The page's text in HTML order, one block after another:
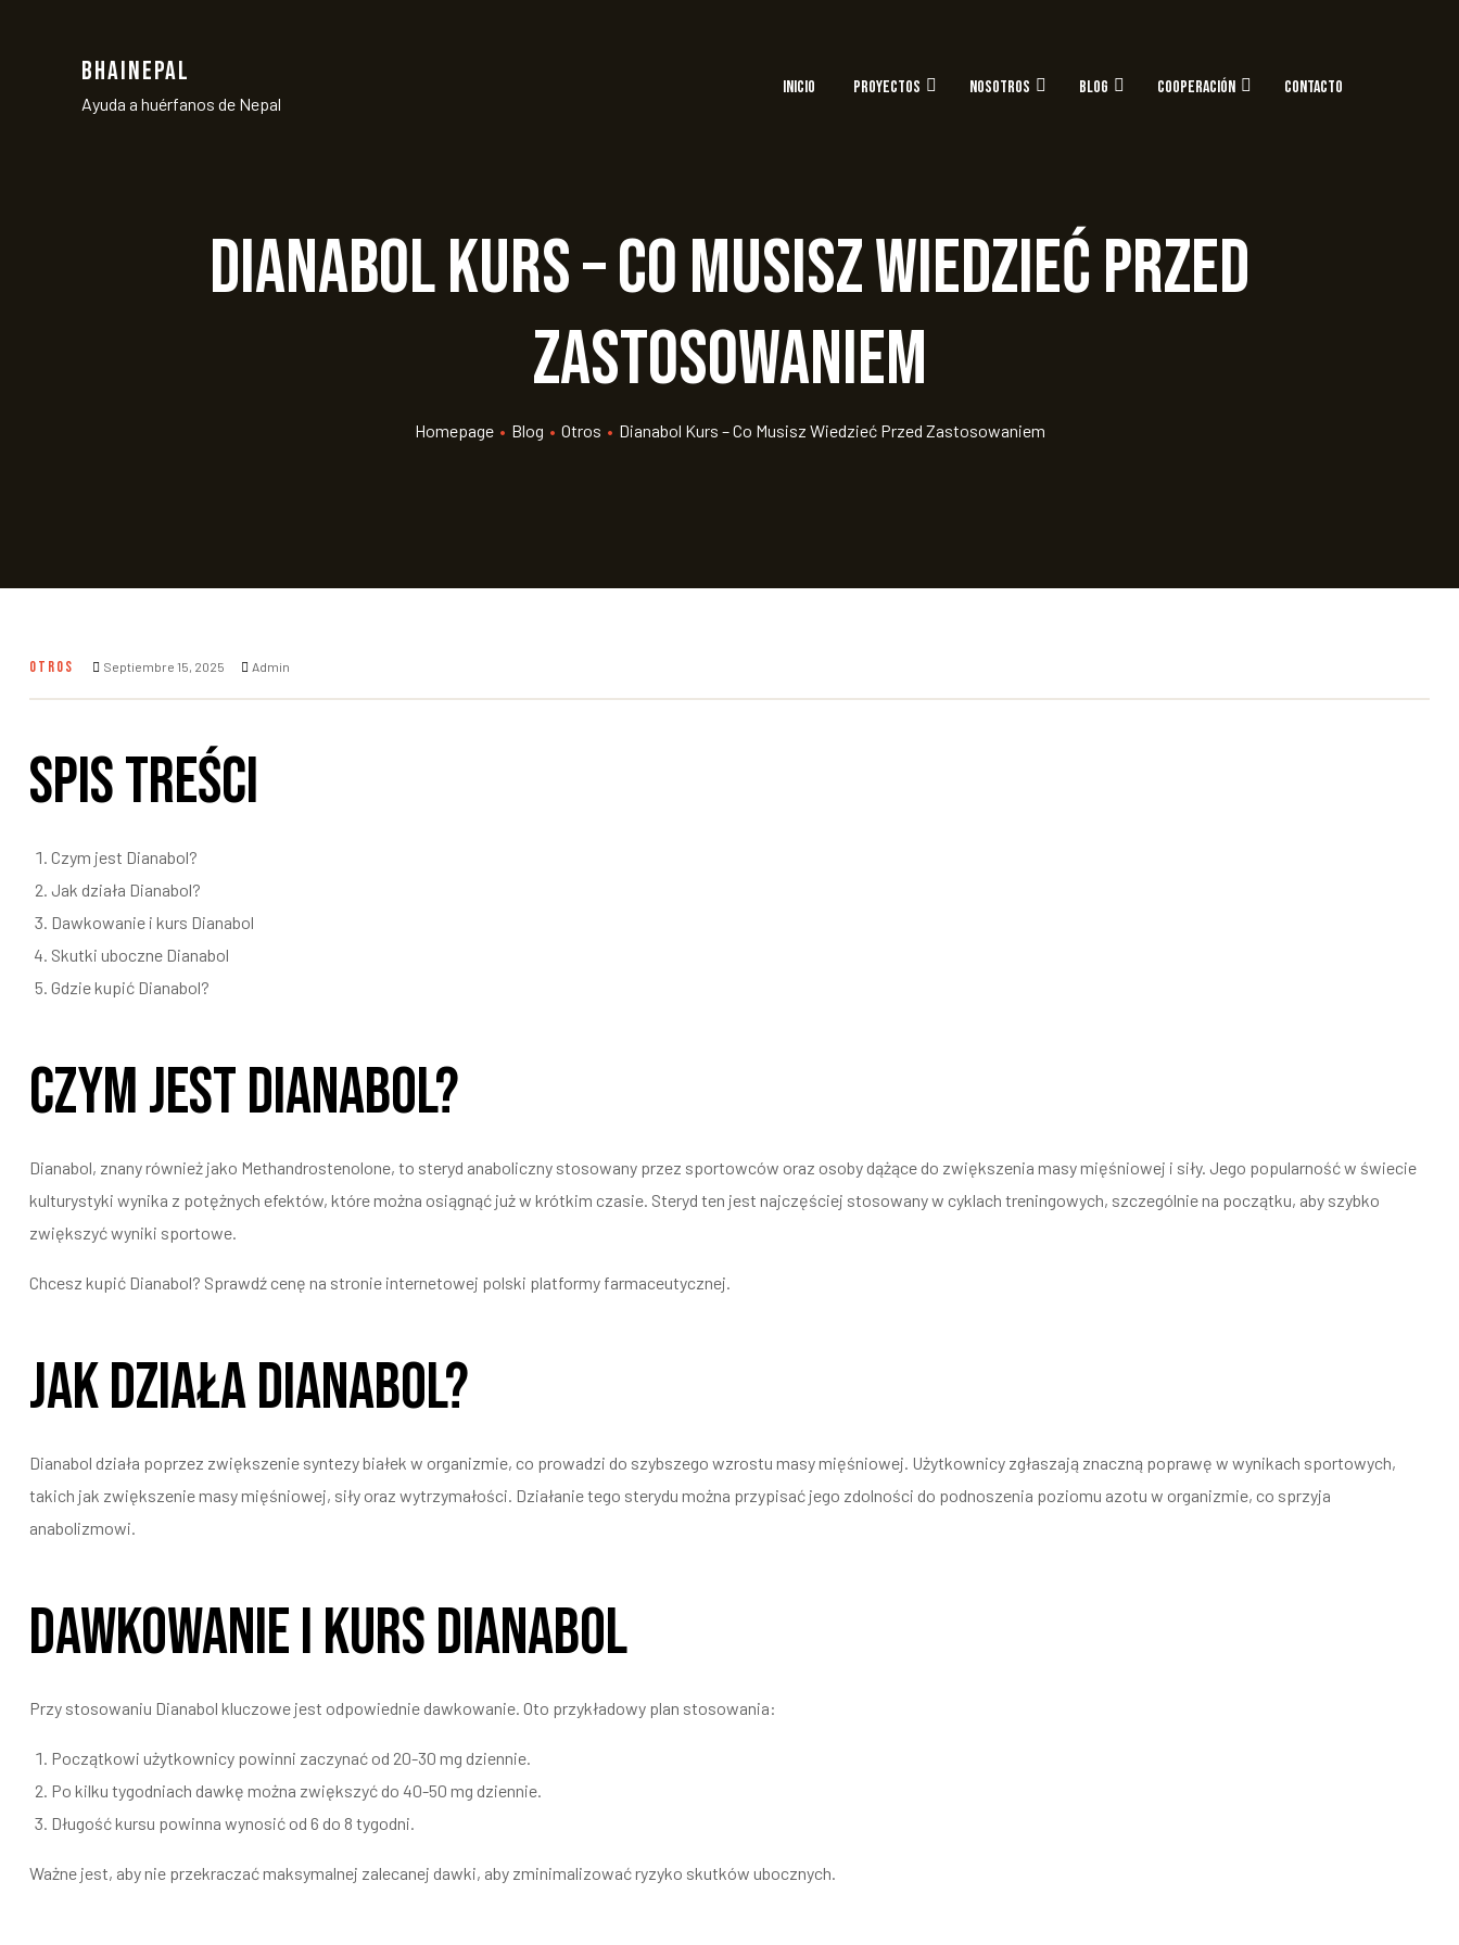
BHAINEPAL
Ayuda a huérfanos de Nepal
INICIO PROYECTOS NOSOTROS BLOG COOPERACIÓN CONTACTO
Dianabol Kurs – Co Musisz Wiedzieć przed
Zastosowaniem
Homepage • Blog • Otros • Dianabol Kurs – Co Musisz Wiedzieć Przed Zastosowaniem
OTROS Septiembre 15, 2025 Admin
Spis Treści
Czym jest Dianabol?
Jak działa Dianabol?
Dawkowanie i kurs Dianabol
Skutki uboczne Dianabol
Gdzie kupić Dianabol?
Czym jest Dianabol?
Dianabol, znany również jako Methandrostenolone, to steryd anaboliczny stosowany przez sportowców oraz osoby dążące do zwiększenia masy mięśniowej i siły. Jego popularność w świecie
kulturystyki wynika z potężnych efektów, które można osiągnąć już w krótkim czasie. Steryd ten jest najczęściej stosowany w cyklach treningowych, szczególnie na początku, aby szybko
zwiększyć wyniki sportowe.
Chcesz kupić Dianabol? Sprawdź cenę na stronie internetowej polski platformy farmaceutycznej.
Jak działa Dianabol?
Dianabol działa poprzez zwiększenie syntezy białek w organizmie, co prowadzi do szybszego wzrostu masy mięśniowej. Użytkownicy zgłaszają znaczną poprawę w wynikach sportowych,
takich jak zwiększenie masy mięśniowej, siły oraz wytrzymałości. Działanie tego sterydu można przypisać jego zdolności do podnoszenia poziomu azotu w organizmie, co sprzyja
anabolizmowi.
Dawkowanie i kurs Dianabol
Przy stosowaniu Dianabol kluczowe jest odpowiednie dawkowanie. Oto przykładowy plan stosowania:
Początkowi użytkownicy powinni zaczynać od 20-30 mg dziennie.
Po kilku tygodniach dawkę można zwiększyć do 40-50 mg dziennie.
Długość kursu powinna wynosić od 6 do 8 tygodni.
Ważne jest, aby nie przekraczać maksymalnej zalecanej dawki, aby zminimalizować ryzyko skutków ubocznych.